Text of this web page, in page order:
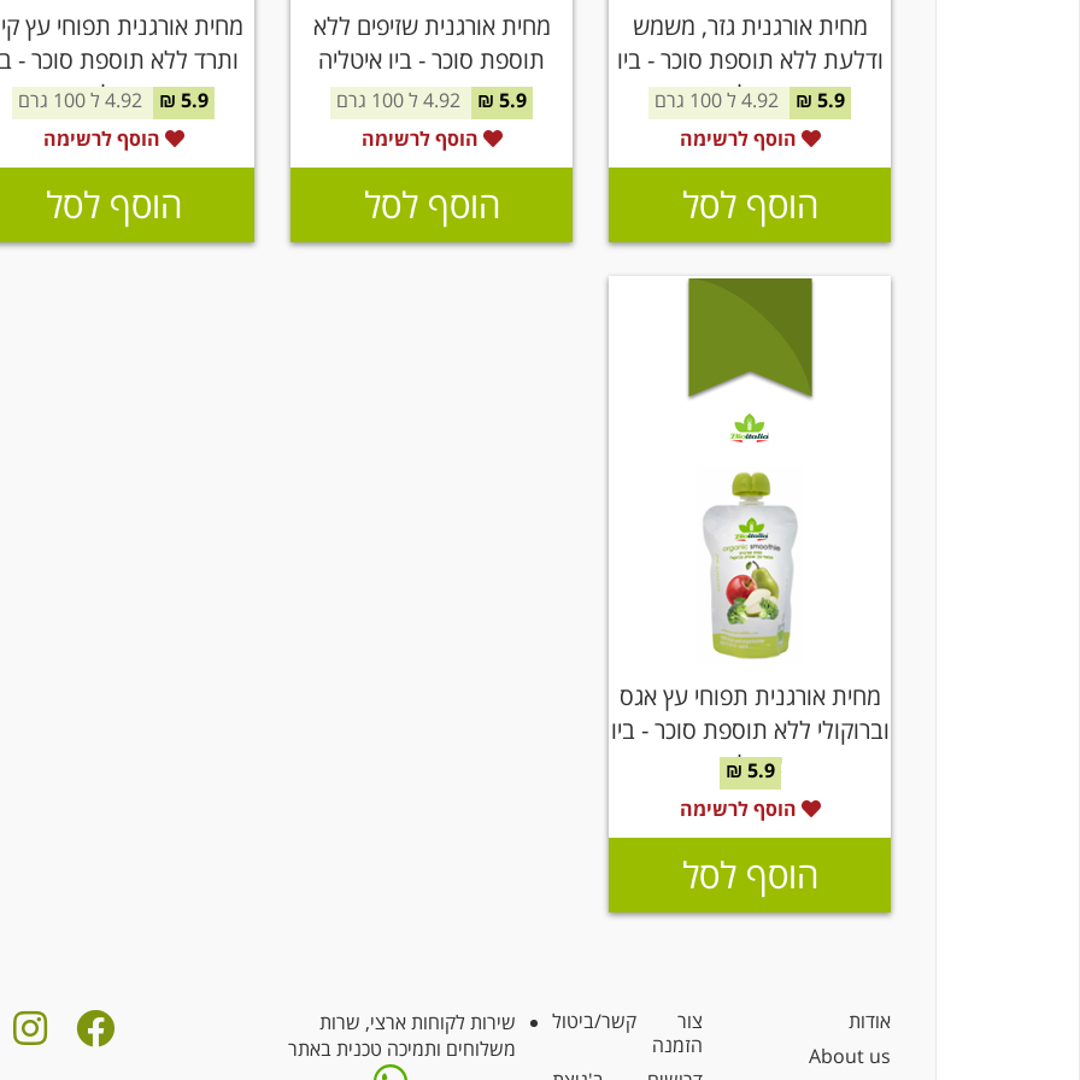
מחית אורגנית גזר, משמש
ודלעת ללא תוספת סוכר - ביו
איטליה
5.9 ₪
הוסף לרשימה
הוסף לסל
מחית אורגנית שזיפים ללא
תוספת סוכר - ביו איטליה
5.9 ₪
הוסף לרשימה
הוסף לסל
מחית אורגנית תפוחי עץ
ותרד ללא תוספת סוכר -
איטליה
5.9 ₪
הוסף לרשימה
הוסף לסל
מחית אורגנית תפוחי עץ אגס
וברוקולי ללא תוספת סוכר - ביו
איטליה
5.9 ₪
הוסף לרשימה
הוסף לסל
אודות
About us
צור קשר/ביטול
הזמנה
שירות לקוחות ארצי, שרות
משלוחים ותמיכה טכנית באתר